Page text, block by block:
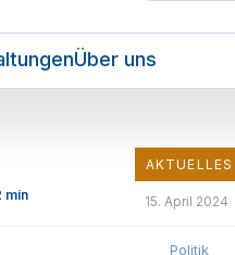
Über uns
AKTUELLES
min
15. April 2024
Politik